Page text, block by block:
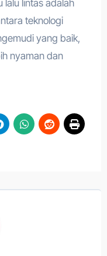
lalu lintas adalah
teknologi
yang baik,
nyaman dan